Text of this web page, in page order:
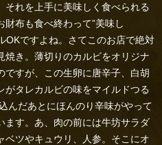
それを上手に美味しく食べられる
布も食べ終わって”美味し
OKですよね。さてこのお店で絶対
焼き。薄切りのカルビをオリジナ
ですが、この生卵に唐辛子、白胡
がタレカルビの味をマイルドつる
だあとにほんのり辛味がやって
ます。あ、肉の前には牛坊サラダ
ベツやキュウリ、人参。そこにオ